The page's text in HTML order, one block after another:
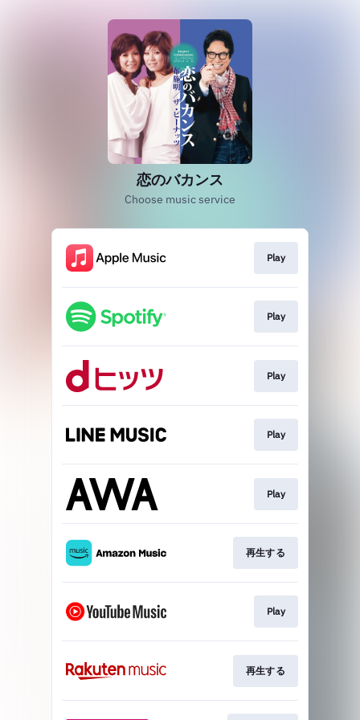
恋のバカンス
Choose music service
Play
Play
Play
Play
Play
再生する
Play
再生する